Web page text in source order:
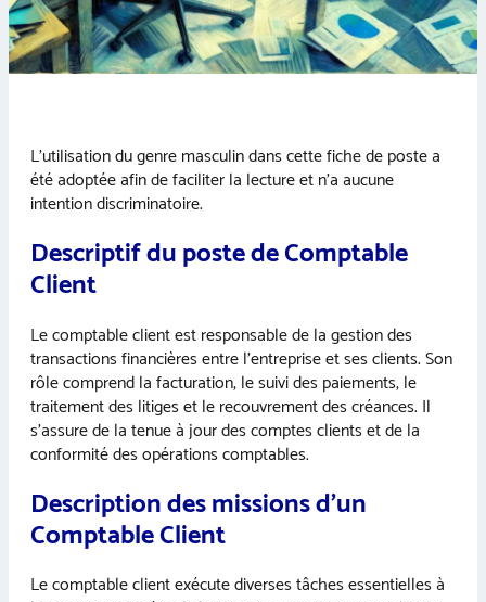
L’utilisation du genre masculin dans cette fiche de poste a
été adoptée afin de faciliter la lecture et n’a aucune
intention discriminatoire.
Descriptif du poste de Comptable
Client
Le comptable client est responsable de la gestion des
transactions financières entre l’entreprise et ses clients. Son
rôle comprend la facturation, le suivi des paiements, le
traitement des litiges et le recouvrement des créances. Il
s’assure de la tenue à jour des comptes clients et de la
conformité des opérations comptables.
Description des missions d’un
Comptable Client
Le comptable client exécute diverses tâches essentielles à